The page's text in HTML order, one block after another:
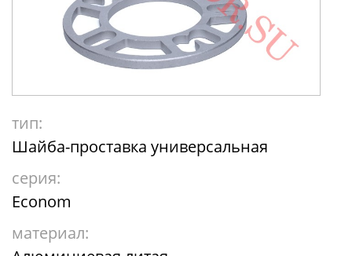
тип:
Шайба-проставка универсальная
серия:
Econom
материал: